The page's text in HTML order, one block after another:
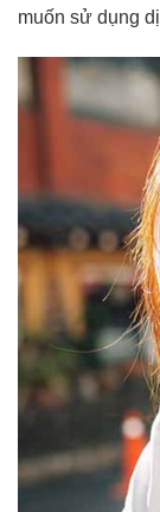
muốn sử dụng